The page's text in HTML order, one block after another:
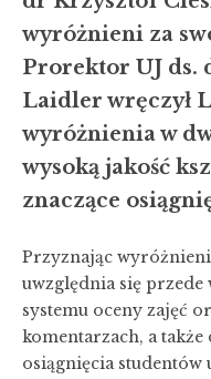
wyróżnieni za
Prorektor UJ ds.
Laidler wręczył
wyróżnienia w
wysoką jakość
znaczące
Przyznając
uwzględnia się
systemu oceny zajęć
komentarzach, a
osiągnięcia studentów